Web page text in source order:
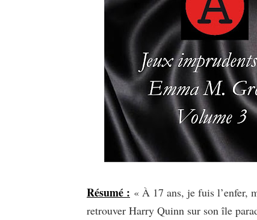
Résumé : « À 17 ans, je fuis l’enfer,
retrouver Harry Quinn sur son île